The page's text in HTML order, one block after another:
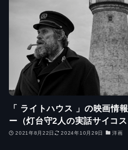
「 ライトハウス 」の映画情
ー（灯台守2人の実話サイコス
2021年8月22日 2024年10月29日 洋画